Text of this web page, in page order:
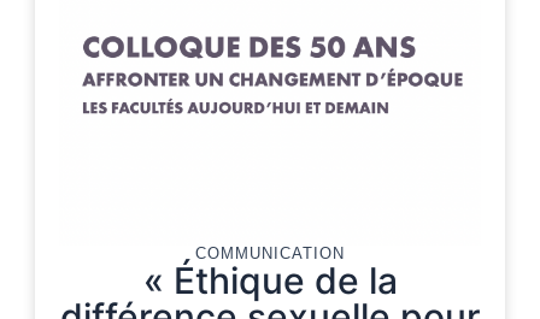
COMMUNICATION
« Éthique de la